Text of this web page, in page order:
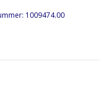
1009474.00